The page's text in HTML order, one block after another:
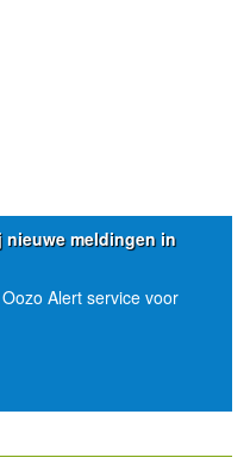
nieuwe meldingen in
Alert service voor